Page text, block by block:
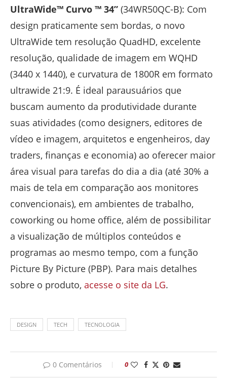
UltraWide™ Curvo ™ 34” (34WR50QC-B): Com
design praticamente sem bordas, o novo
UltraWide tem resolução QuadHD, excelente
resolução, qualidade de imagem em WQHD
(3440 x 1440), e curvatura de 1800R em formato
ultrawide 21:9. É ideal parausuários que
buscam aumento da produtividade durante
suas atividades (como designers, editores de
vídeo e imagem, arquitetos e engenheiros, day
traders, finanças e economia) ao oferecer maior
área visual para tarefas do dia a dia (até 30% a
mais de tela em comparação aos monitores
convencionais), em ambientes de trabalho,
coworking ou home office, além de possibilitar
a visualização de múltiplos conteúdos e
programas ao mesmo tempo, com a função
Picture By Picture (PBP). Para mais detalhes
sobre o produto, acesse o site da LG.
DESIGN TECH TECNOLOGIA
0 Comentários 0